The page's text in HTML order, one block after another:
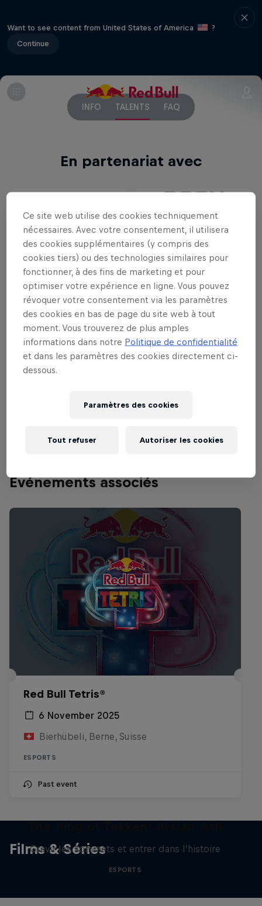
Want to see content from United States of America
?
Continue
INFO TALENTS FAQ
En partenariat avec
Événements associés
Red Bull Tetris®
6 November 2025
Bierhübeli, Berne, Suisse
ESPORTS
Past event
Films & Séries
Gravir les sommets et entrer dans l’histoire
ESPORTS
Ce site web utilise des cookies techniquement
nécessaires. Avec votre consentement, il utilisera
des cookies supplémentaires (y compris des
cookies tiers) ou des technologies similaires pour
fonctionner, à des fins de marketing et pour
optimiser votre expérience en ligne. Vous pouvez
révoquer votre consentement via les paramètres
des cookies en bas de page du site web à tout
moment. Vous trouverez de plus amples
informations dans notre Politique de confidentialité
et dans les paramètres des cookies directement ci-
dessous.
Paramètres des cookies
Tout refuser Autoriser les cookies